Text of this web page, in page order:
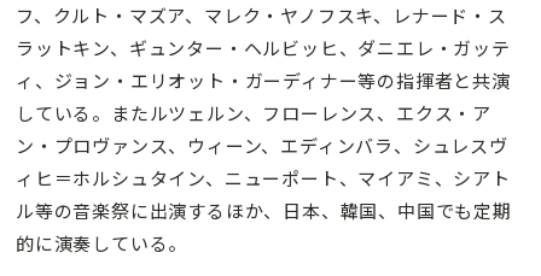
フ、クルト・マズア、マレク・ヤノフスキ、レナード・ス
ラットキン、ギュンター・ヘルビッヒ、ダニエレ・ガッテ
ィ、ジョン・エリオット・ガーディナー等の指揮者と共演
している。またルツェルン、フローレンス、エクス・ア
ン・プロヴァンス、ウィーン、エディンバラ、シュレスヴ
ィヒ＝ホルシュタイン、ニューポート、マイアミ、シアト
ル等の音楽祭に出演するほか、日本、韓国、中国でも定期
的に演奏している。